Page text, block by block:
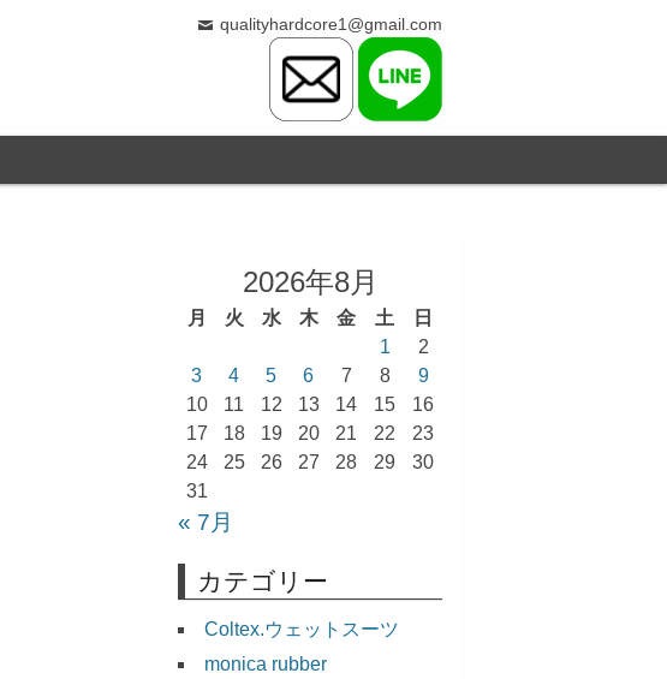
qualityhardcore1@gmail.com
2026年8月
月 火 水 木 金 土
日
1
2
3
4 5 6 7 8
9
10
11 12 13 14 15
16
17
18 19 20 21 22
23
24
25 26 27 28 29
30
31
« 7月
カテゴリー
Coltex.ウェットスーツ
monica rubber